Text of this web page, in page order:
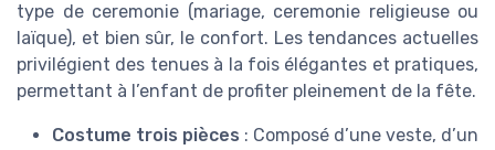
type de ceremonie (mariage, ceremonie religieuse ou
laïque), et bien sûr, le confort. Les tendances actuelles
privilégient des tenues à la fois élégantes et pratiques,
permettant à l’enfant de profiter pleinement de la fête.
Costume trois pièces : Composé d’une veste, d’un